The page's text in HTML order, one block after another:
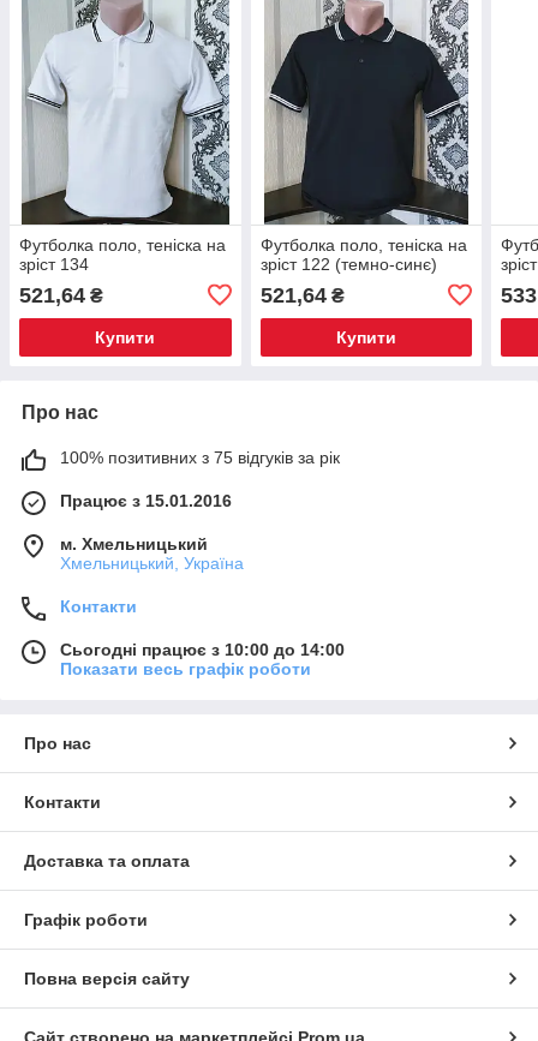
Футболка поло, теніска на
зріст 134
521,64 ₴
Купити
Футболка поло, теніска на
зріст 122 (темно-синє)
521,64₴
Купити
Про нас
100% позитивних з 75 відгуків за рік
Працює з 15.01.2016
м. Хмельницький
Хмельницький, Україна
Контакти
Сьогодні працює з 10:00 до 14:00
Показати весь графік роботи
Про нас
Контакти
Доставка та оплата
Графік роботи
Повна версія сайту